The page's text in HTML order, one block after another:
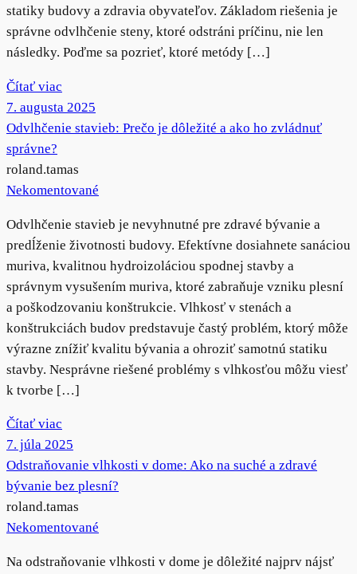
statiky budovy a zdravia obyvateľov. Základom riešenia je
správne odvlhčenie steny, ktoré odstráni príčinu, nie len
následky. Poďme sa pozrieť, ktoré metódy […]
Čítať viac
7. augusta 2025
Odvlhčenie stavieb: Prečo je dôležité a ako ho zvládnuť
správne?
roland.tamas
Nekomentované
Odvlhčenie stavieb je nevyhnutné pre zdravé bývanie a
predĺženie životnosti budovy. Efektívne dosiahnete sanáciou
muriva, kvalitnou hydroizoláciou spodnej stavby a
správnym vysušením muriva, ktoré zabraňuje vzniku plesní
a poškodzovaniu konštrukcie. Vlhkosť v stenách a
konštrukciách budov predstavuje častý problém, ktorý môže
výrazne znížiť kvalitu bývania a ohroziť samotnú statiku
stavby. Nesprávne riešené problémy s vlhkosťou môžu viesť
k tvorbe […]
Čítať viac
7. júla 2025
Odstraňovanie vlhkosti v dome: Ako na suché a zdravé
bývanie bez plesní?
roland.tamas
Nekomentované
Na odstraňovanie vlhkosti v dome je dôležité najprv nájsť